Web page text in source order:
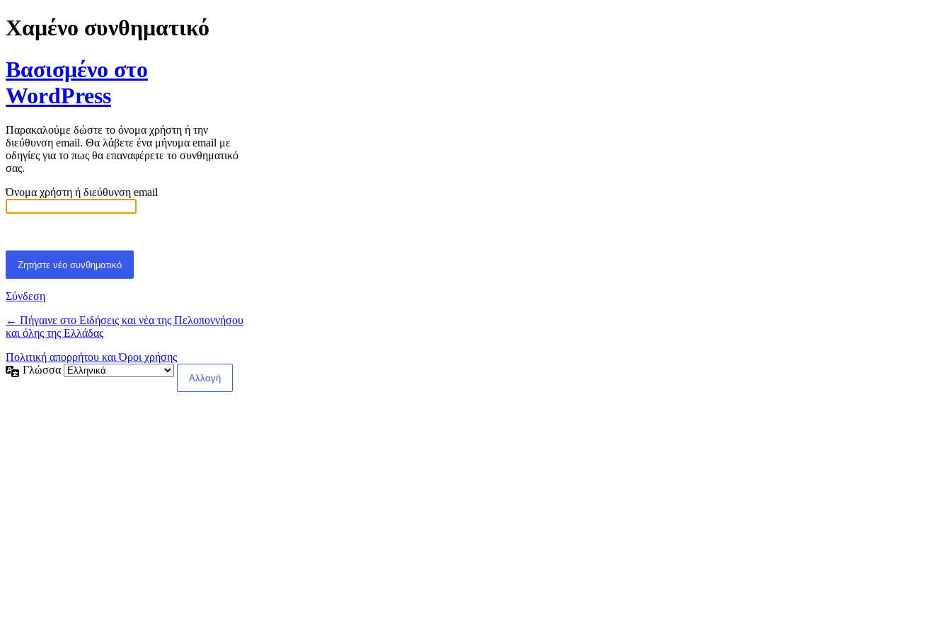
Χαμένο συνθηματικό
Βασισμένο στο
WordPress
Παρακαλούμε δώστε το όνομα χρήστη ή την
διεύθυνση email. Θα λάβετε ένα μήνυμα email με
οδηγίες για το πως θα επαναφέρετε το συνθηματικό
σας.
Όνομα χρήστη ή διεύθυνση email
Σύνδεση
← Πήγαινε στο Ειδήσεις και νέα της Πελοποννήσου
και όλης της Ελλάδας
Πολιτική απορρήτου και Όροι χρήσης
Γλώσσα